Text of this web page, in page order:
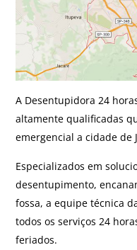
A Desentupidora 24
altamente qualificadas
emergencial a cidade de
Especializados em
desentupimento,
fossa, a equipe técnica
todos os serviços 24
feriados.